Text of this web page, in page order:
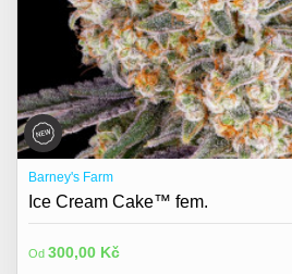
Barney's Farm
Ice Cream Cake™ fem.
Od 300,00 Kč